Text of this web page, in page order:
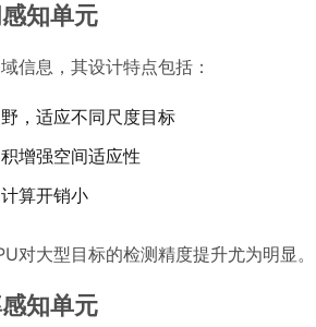
知单元
信息，其设计特点包括：
，适应不同尺度目标
增强空间适应性
算开销小
对大型目标的检测精度提升尤为明显。
知单元